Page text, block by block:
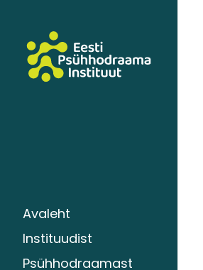
Avaleht
Instituudist
Psühhodraamast